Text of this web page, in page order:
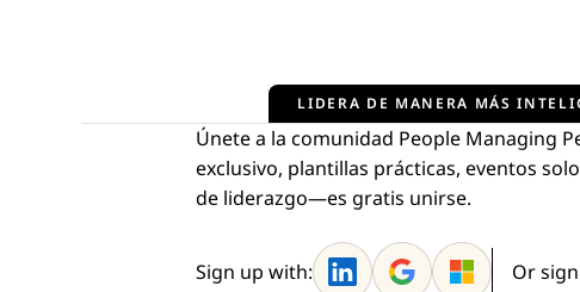
LIDERA DE MANERA MÁS
Únete a la comunidad People Managing
exclusivo, plantillas prácticas, eventos
de liderazgo—es gratis unirse.
Sign up with: Or